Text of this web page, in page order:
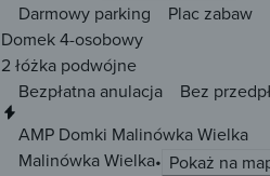
Darmowy parking Plac zabaw
Domek 4-osobowy
2 łóżka podwójne
Bezpłatna anulacja
Bez
AMP Domki Malinówka Wielka
Malinówka Wielka
Pokaż na